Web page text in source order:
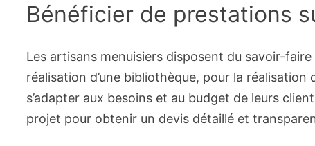
Bénéficier de prestations
Les artisans menuisiers disposent du savoir-faire
réalisation d’une bibliothèque, pour la
s’adapter aux besoins et au budget de leurs
projet pour obtenir un devis détaillé et